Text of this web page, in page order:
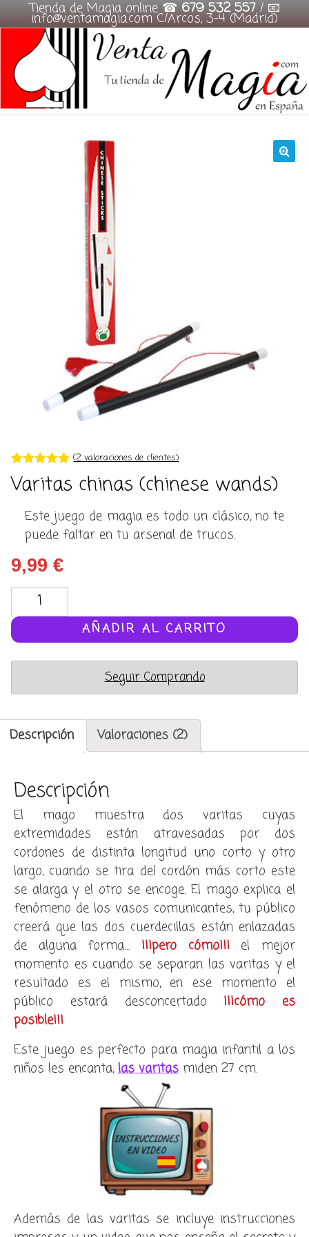
Tienda de Magia online ☎ 679 532 557/ 📧
info@ventamagia.com C/Arcos, 3-4 (Madrid)
content
Valorado con
5.00de 5 en
2
s de
clientes
(2valoraciones de clientes)
Varitas chinas (chinese wands)
Este juego de magia es todo un clásico, no te
puede faltar en tu arsenal de trucos.
9,99 €
Varitas
chinas
(chinese
wands)
cantidad
AÑADIR AL CARRITO
Seguir Comprando
Descripción Valoraciones (2)
Descripción
El mago muestra dos varitas cuyas
extremidades están atravesadas por dos
cordones de distinta longitud uno corto y otro
largo, cuando se tira del cordón más corto este
se alarga y el otro se encoge. El mago explica el
fenómeno de los vasos comunicantes, tu público
creerá que las dos cuerdecillas están enlazadas
de alguna forma… ¡¡¡pero cómo!!!el mejor
momento es cuando se separan las varitas y el
resultado es el mismo, en ese momento el
público estará desconcertado ¡¡¡cómo es
posible!!!
Este juego es perfecto para magia infantil a los
niños les encanta,las varitas miden 27 cm.
Además de las varitas se incluye instrucciones